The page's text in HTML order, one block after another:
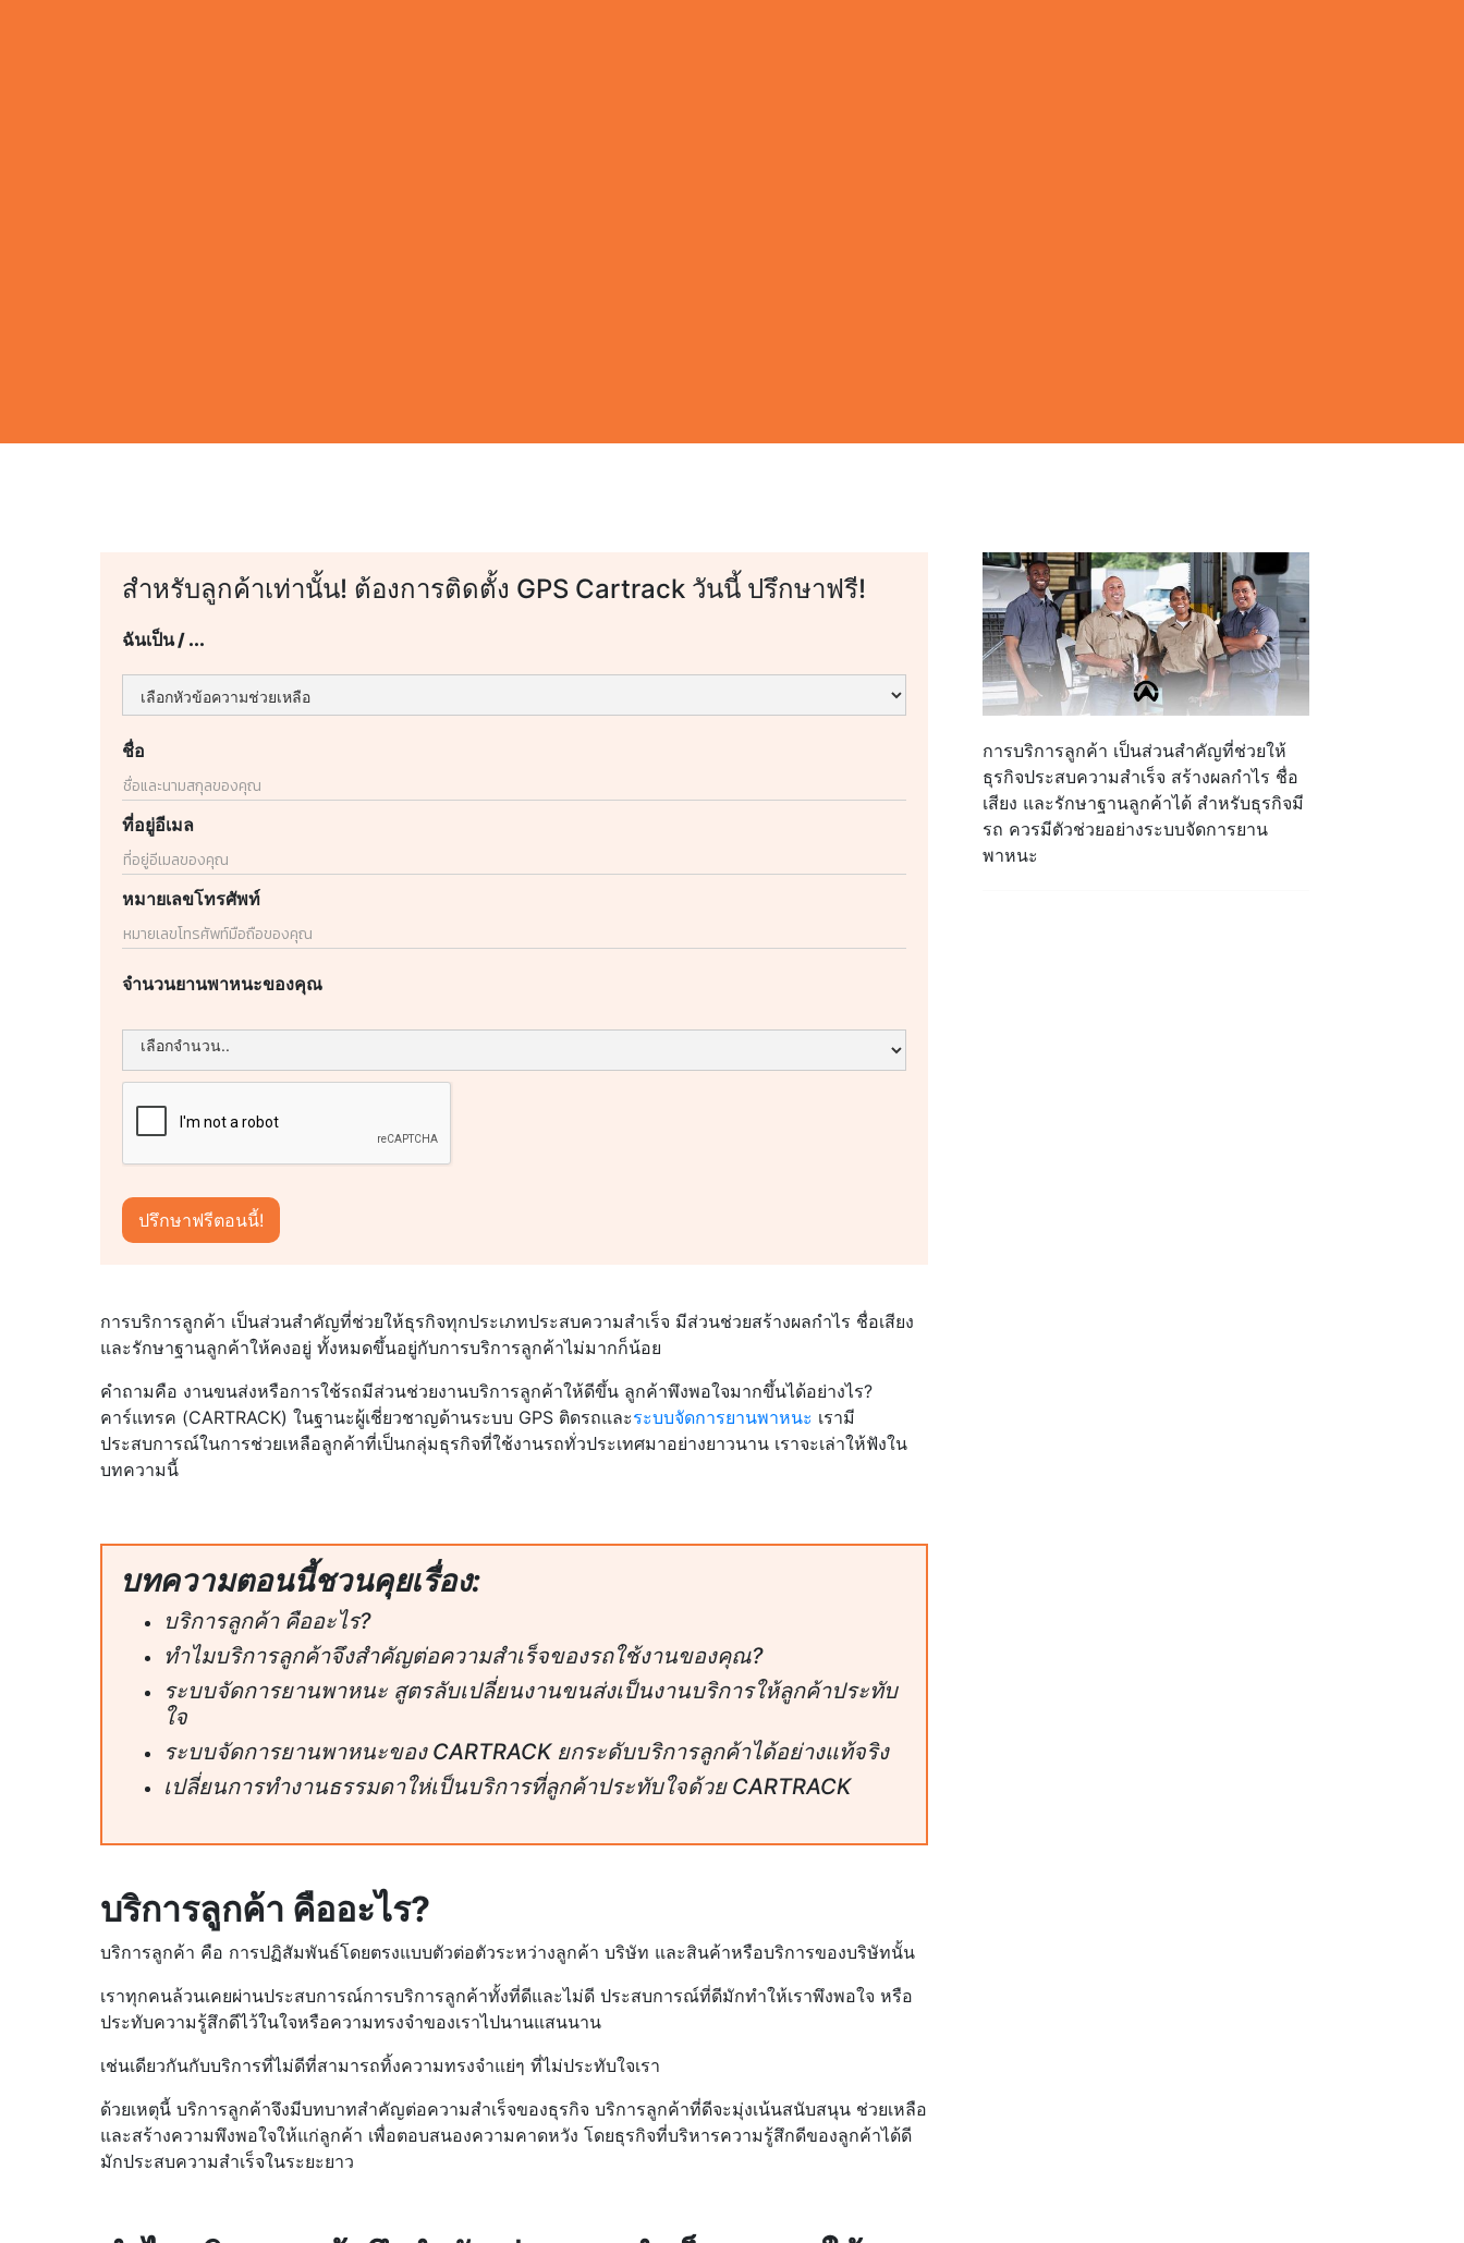
สำหรับลูกค้าเท่านั้น! ต้องการติดตั้ง GPS Cartrack วันนี้ ปรึกษาฟรี!
ฉันเป็น / ...
ชื่อ
ที่อยู่อีเมล
หมายเลขโทรศัพท์
จำนวนยานพาหนะของคุณ
การบริการลูกค้า เป็นส่วนสำคัญที่ช่วยให้ธุรกิจทุกประเภทประสบความสำเร็จ มีส่วนช่วยสร้างผลกำไร ชื่อเสียง
และรักษาฐานลูกค้าให้คงอยู่ ทั้งหมดขึ้นอยู่กับการบริการลูกค้าไม่มากก็น้อย
คำถามคือ งานขนส่งหรือการใช้รถมีส่วนช่วยงานบริการลูกค้าให้ดีขึ้น ลูกค้าพึงพอใจมากขึ้นได้อย่างไร?
คาร์แทรค (CARTRACK) ในฐานะผู้เชี่ยวชาญด้านระบบ GPS ติดรถและระบบจัดการยานพาหนะ เรามี
ประสบการณ์ในการช่วยเหลือลูกค้าที่เป็นกลุ่มธุรกิจที่ใช้งานรถทั่วประเทศมาอย่างยาวนาน เราจะเล่าให้ฟังใน
บทความนี้
บทความตอนนี้ชวนคุยเรื่อง:
บริการลูกค้า คืออะไร?
ทำไมบริการลูกค้าจึงสำคัญต่อความสำเร็จของรถใช้งานของคุณ?
ระบบจัดการยานพาหนะ สูตรลับเปลี่ยนงานขนส่งเป็นงานบริการให้ลูกค้าประทับ
ใจ
ระบบจัดการยานพาหนะของ CARTRACK ยกระดับบริการลูกค้าได้อย่างแท้จริง
เปลี่ยนการทำงานธรรมดาให่เป็นบริการที่ลูกค้าประทับใจด้วย CARTRACK
บริการลูกค้า คืออะไร?
บริการลูกค้า คือ การปฏิสัมพันธ์โดยตรงแบบตัวต่อตัวระหว่างลูกค้า บริษัท และสินค้าหรือบริการของบริษัทนั้น
เราทุกคนล้วนเคยผ่านประสบการณ์การบริการลูกค้าทั้งที่ดีและไม่ดี ประสบการณ์ที่ดีมักทำให้เราพึงพอใจ หรือ
ประทับความรู้สึกดีไว้ในใจหรือความทรงจำของเราไปนานแสนนาน
เช่นเดียวกันกับบริการที่ไม่ดีที่สามารถทิ้งความทรงจำแย่ๆ ที่ไม่ประทับใจเรา
ด้วยเหตุนี้ บริการลูกค้าจึงมีบทบาทสำคัญต่อความสำเร็จของธุรกิจ บริการลูกค้าที่ดีจะมุ่งเน้นสนับสนุน ช่วยเหลือ
และสร้างความพึงพอใจให้แก่ลูกค้า เพื่อตอบสนองความคาดหวัง โดยธุรกิจที่บริหารความรู้สึกดีของลูกค้าได้ดี
มักประสบความสำเร็จในระยะยาว
การบริการลูกค้า เป็นส่วนสำคัญที่ช่วยให้
ธุรกิจประสบความสำเร็จ สร้างผลกำไร ชื่อ
เสียง และรักษาฐานลูกค้าได้ สำหรับธุรกิจมี
รถ ควรมีตัวช่วยอย่างระบบจัดการยาน
พาหนะ